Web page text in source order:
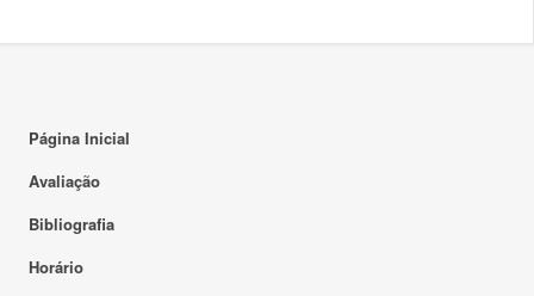
Página Inicial
Avaliação
Bibliografia
Horário